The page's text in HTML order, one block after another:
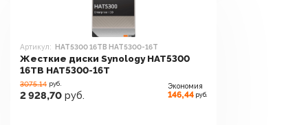
Артикул: HAT5300 16TB HAT5300-16T
Жесткие диски Synology HAT5300
16TB HAT5300-16T
3075.14 руб.
2 928,70 руб.
Экономия
146,44 руб.